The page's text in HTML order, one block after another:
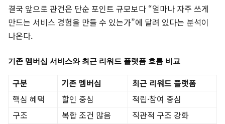
결국 앞으로 관건은 단순 포인트 규모보다 “얼마나 자주 쓰게
만드는 서비스 경험을 만들 수 있는가”에 달려 있다는 분석이
나온다.
기존 멤버십 서비스와 최근 리워드 플랫폼 흐름 비교
구분 기존 멤버십
최근 리워드 플랫폼
핵심 혜택
할인 중심
적립·참여 중심
구조
복합 조건 많음
직관적 구조 강화